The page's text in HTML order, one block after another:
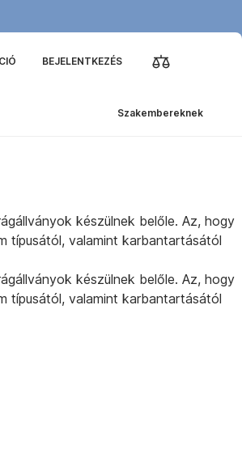
BEJELENTKEZÉS
Szakembereknek
készülnek belőle. Az, hogy
típusától, valamint karbantartásától
készülnek belőle. Az, hogy
típusától, valamint karbantartásától